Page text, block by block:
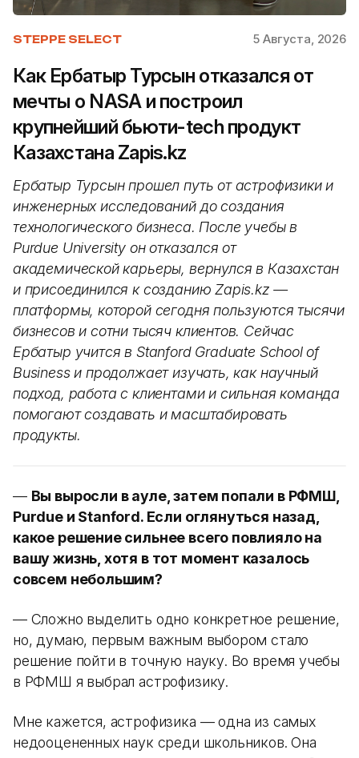
STEPPE SELECT 5 Августа, 2026
Как Ербатыр Турсын отказался от
мечты о NASA и построил
крупнейший бьюти-tech продукт
Казахстана Zapis.kz
Ербатыр Турсын прошел путь от астрофизики и
инженерных исследований до создания
технологического бизнеса. После учебы в
Purdue University он отказался от
академической карьеры, вернулся в Казахстан
и присоединился к созданию Zapis.kz —
платформы, которой сегодня пользуются тысячи
бизнесов и сотни тысяч клиентов. Сейчас
Ербатыр учится в Stanford Graduate School of
Business и продолжает изучать, как научный
подход, работа с клиентами и сильная команда
помогают создавать и масштабировать
продукты.
— Вы выросли в ауле, затем попали в РФМШ,
Purdue и Stanford. Если оглянуться назад,
какое решение сильнее всего повлияло на
вашу жизнь, хотя в тот момент казалось
совсем небольшим?
— Сложно выделить одно конкретное решение,
но, думаю, первым важным выбором стало
решение пойти в точную науку. Во время учебы
в РФМШ я выбрал астрофизику.
Мне кажется, астрофизика — одна из самых
недооцененных наук среди школьников. Она